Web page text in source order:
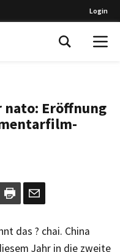
Login
nato: Eröffnung
das ? chai. China
Jahr in die zweite